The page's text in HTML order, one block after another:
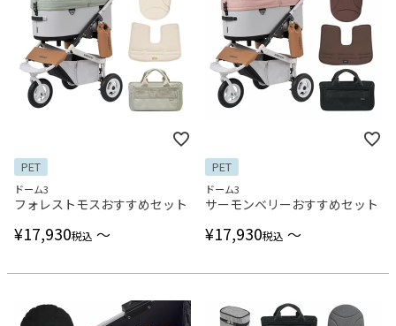
PET
ドーム3
フォレストモスおすすめセット
¥17,930税込 〜
PET
ドーム3
サーモンベリーおすすめセット
¥17,930税込 〜